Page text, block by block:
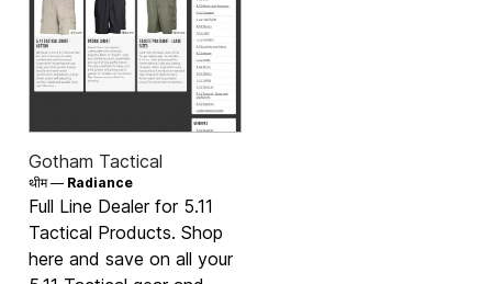
Gotham Tactical
थीम — Radiance
Full Line Dealer for 5.11
Tactical Products. Shop
here and save on all your